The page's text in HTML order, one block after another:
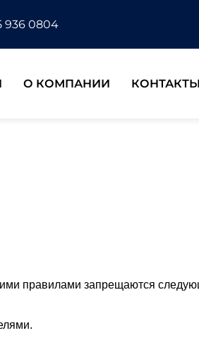
936 0804
О КОМПАНИИ КОНТАКТЫ
правилами запрещаются